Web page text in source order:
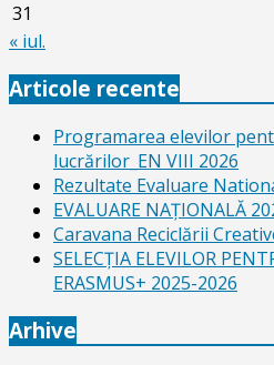
31
« iul.
Articole recente
Programarea elevilor
lucrărilor_EN VIII 2026
Rezultate Evaluare
EVALUARE NAŢIONALĂ
Caravana Reciclării
SELECŢIA ELEVILOR
ERASMUS+ 2025-2026
Arhive